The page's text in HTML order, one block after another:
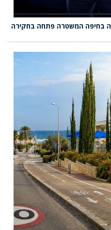
בחיפה המשטרה פתחה בחקירה